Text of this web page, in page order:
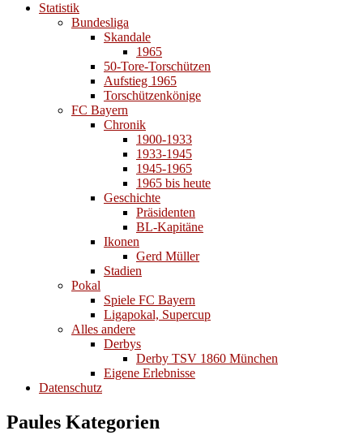
Statistik
Bundesliga
Skandale
1965
50-Tore-Torschützen
Aufstieg 1965
Torschützenkönige
FC Bayern
Chronik
1900-1933
1933-1945
1945-1965
1965 bis heute
Geschichte
Präsidenten
BL-Kapitäne
Ikonen
Gerd Müller
Stadien
Pokal
Spiele FC Bayern
Ligapokal, Supercup
Alles andere
Derbys
Derby TSV 1860 München
Eigene Erlebnisse
Datenschutz
Paules Kategorien